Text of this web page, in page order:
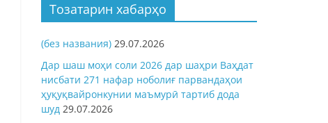
Тозатарин хабарҳо
(без названия) 29.07.2026
Дар шаш моҳи соли 2026 дар шаҳри Ваҳдат
нисбати 271 нафар ноболиғ парвандаҳои
ҳуқуқвайронкунии маъмурӣ тартиб дода
шуд 29.07.2026